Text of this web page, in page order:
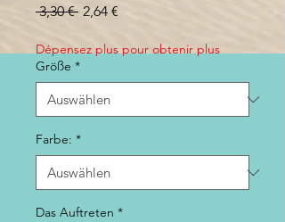
3,30 € Standardpreis
2,64 €
Dépensez plus pour obtenir plus
Größe *
Farbe: *
Das Auftreten *